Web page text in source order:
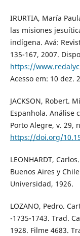
IRURTIA, María
las misiones
indígena. Avá:
135-167, 2007.
https://
Acesso em: 10 dez.
JACKSON, Robert.
Espanhola. Análise
Porto Alegre, v. 29,
https://doi.org/
LEONHARDT,
Buenos Aires y
Universidad, 1926.
LOZANO, Pedro.
-1735-1743. Trad.
1928. Filme 4683.